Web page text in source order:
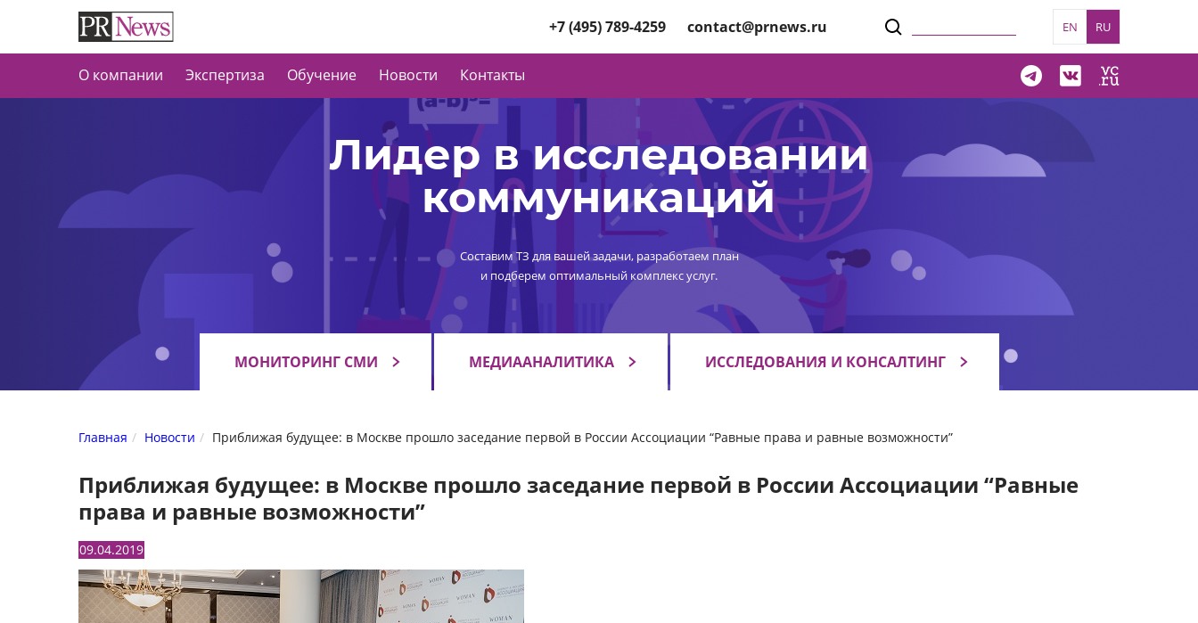
+7 (495) 789-4259 contact@prnews.ru EN RU
О компании Экспертиза Обучение Новости Контакты
Лидер в исследовании
коммуникаций
Составим ТЗ для вашей задачи, разработаем план
и подберем оптимальный комплекс услуг.
МОНИТОРИНГ СМИ МЕДИААНАЛИТИКА ИССЛЕДОВАНИЯ И КОНСАЛТИНГ
Главная Новости Приближая будущее: в Москве прошло заседание первой в России Ассоциации “Равные права и равные возможности”
Приближая будущее: в Москве прошло заседание первой в России Ассоциации “Равные
права и равные возможности”
09.04.2019